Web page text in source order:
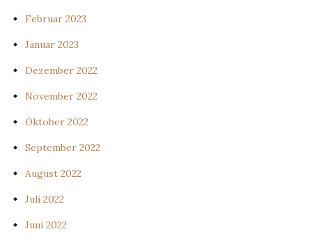
Februar 2023
Januar 2023
Dezember 2022
November 2022
Oktober 2022
September 2022
August 2022
Juli 2022
Juni 2022